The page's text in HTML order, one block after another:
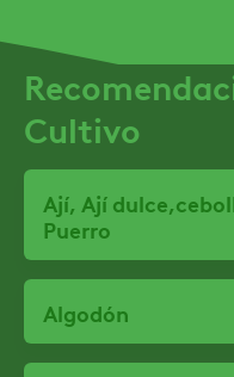
Cultivo
Ají, Ají
Puerro
Algodón